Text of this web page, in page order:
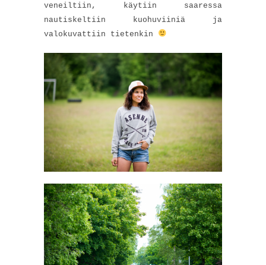
veneiltiin, käytiin saaressa
nautiskeltiin kuohuviiniä ja
valokuvattiin tietenkin